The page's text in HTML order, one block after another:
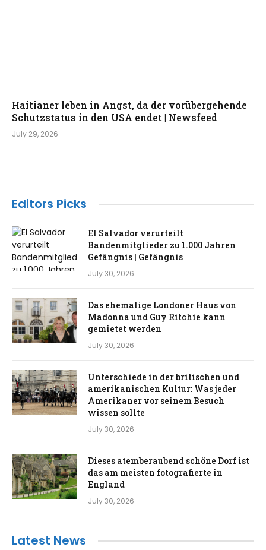
Haitianer leben in Angst, da der vorübergehende
Schutzstatus in den USA endet | Newsfeed
July 29, 2026
Editors Picks
El Salvador verurteilt
Bandenmitglieder zu 1.000 Jahren
Gefängnis | Gefängnis
July 30, 2026
Das ehemalige Londoner Haus von
Madonna und Guy Ritchie kann
gemietet werden
July 30, 2026
Unterschiede in der britischen und
amerikanischen Kultur: Was jeder
Amerikaner vor seinem Besuch
wissen sollte
July 30, 2026
Dieses atemberaubend schöne Dorf ist
das am meisten fotografierte in
England
July 30, 2026
Latest News